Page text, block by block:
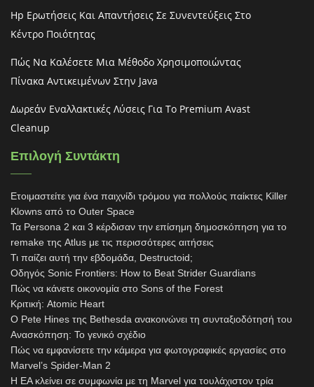
Hp Ερωτήσεις Και Απαντήσεις Σε Συνεντεύξεις Στο
Κέντρο Ποιότητας
Πώς Να Καλέσετε Μια Μέθοδο Χρησιμοποιώντας
Πίνακα Αντικειμένων Στην Java
Δωρεάν Εναλλακτικές Λύσεις Για Το Premium Avast
Cleanup
Επιλογή Συντάκτη
Ετοιμαστείτε για ένα παιχνίδι τρόμου για πολλούς παίκτες Killer
Klowns από το Outer Space
Τα Persona 2 και 3 κέρδισαν την επίσημη δημοσκόπηση για το
remake της Atlus με τις περισσότερες αιτήσεις
Τι παίζει αυτή την εβδομάδα, Destructoid;
Οδηγός Sonic Frontiers: How to Beat Strider Guardians
Πώς να κάνετε οικονομία στο Sons of the Forest
Κριτική: Atomic Heart
Ο Pete Hines της Bethesda ανακοινώνει τη συνταξιοδότησή του
Ανασκόπηση: Το γενικό σχέδιο
Πώς να εμφανίσετε την κάμερα για φωτογραφικές εργασίες στο
Marvel’s Spider-Man 2
Η EA κλείνει σε συμφωνία με τη Marvel για τουλάχιστον τρία